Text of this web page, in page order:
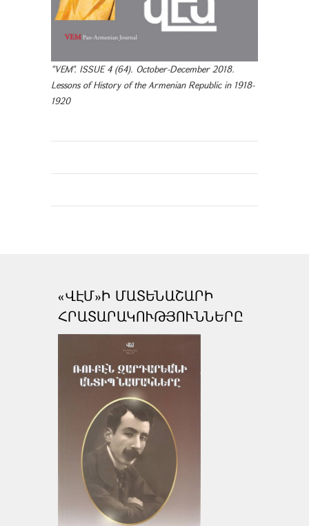
"VEM". ISSUE 4 (64). October-December 2018.
Lessons of History of the Armenian Republic in 1918-
1920
«ՎԷՄ»Ի ՄԱՏԵՆԱՇԱՐԻ
ՀՐԱՏԱՐԱԿՈՒԹՅՈՒՆՆԵՐԸ